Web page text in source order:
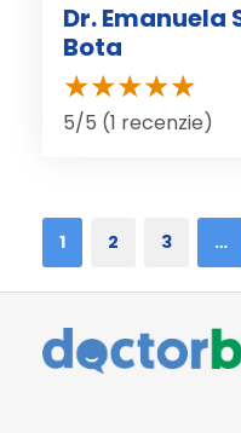
Dr. Emanuela
Bota
5/5 (1 recenzie)
1 2 3 …